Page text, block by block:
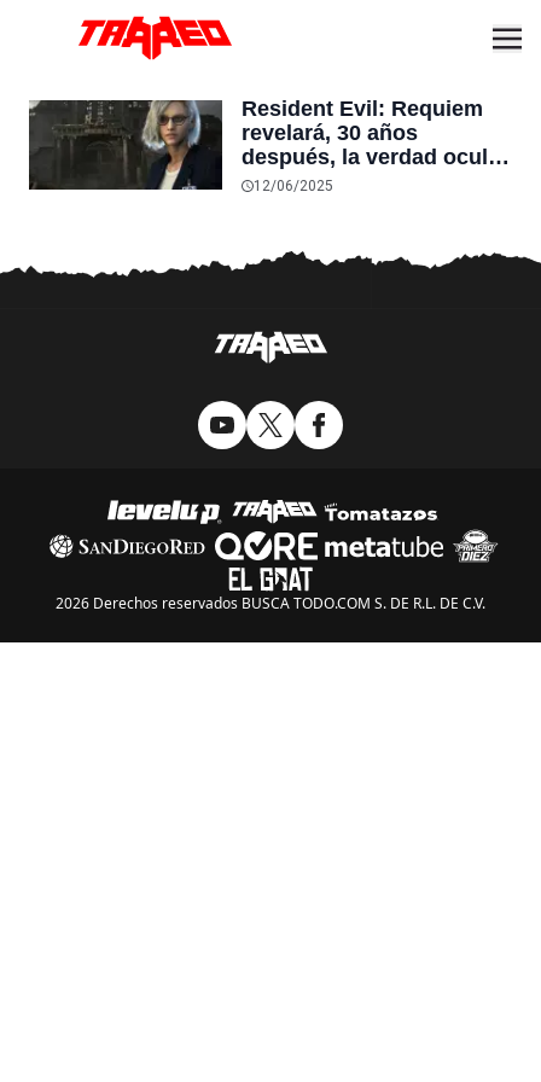
Resident Evil: Requiem
revelará, 30 años
después, la verdad oculta
del brote en Raccoon City
12/06/2025
2026 Derechos reservados BUSCA TODO.COM S. DE R.L. DE C.V.